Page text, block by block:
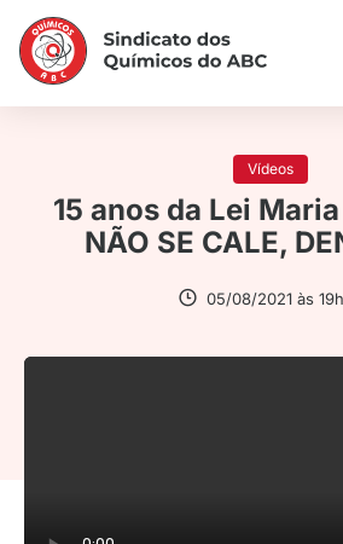
Vídeos
15 anos da Lei
NÃO SE CALE,
05/08/2021 às